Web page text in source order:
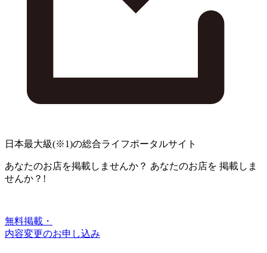
日本最大級(※1)の総合ライフポータルサイト
あなたのお店を掲載しませんか？ あなたのお店を 掲載しま
せんか？!
無料掲載・
内容変更のお申し込み